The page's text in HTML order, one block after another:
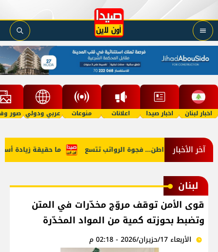
اخبار لبنان اخبار صيدا اعلانات منوعات عربي ودولي صور
آخر الأخبار ما حقيقة زيادة أسعار النائب والمواطن... فجوة الرواتب تتسع
لبنان
قوى الأمن توقف مروّج مخدّرات في المتن
وتضبط بحوزته كمية من المواد المخدّرة
الأربعاء 17/حزيران/2026 - 02:18 م